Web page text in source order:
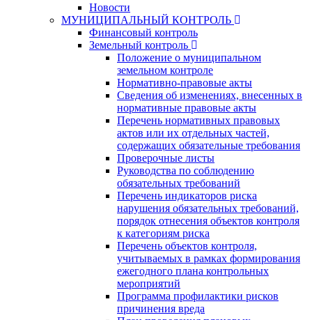
Новости
МУНИЦИПАЛЬНЫЙ КОНТРОЛЬ
Финансовый контроль
Земельный контроль
Положение о муниципальном
земельном контроле
Нормативно-правовые акты
Сведения об изменениях, внесенных в
нормативные правовые акты
Перечень нормативных правовых
актов или их отдельных частей,
содержащих обязательные требования
Проверочные листы
Руководства по соблюдению
обязательных требований
Перечень индикаторов риска
нарушения обязательных требований,
порядок отнесения объектов контроля
к категориям риска
Перечень объектов контроля,
учитываемых в рамках формирования
ежегодного плана контрольных
мероприятий
Программа профилактики рисков
причинения вреда